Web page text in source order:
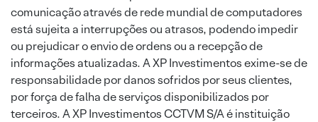
comunicação através de rede mundial de computadores
está sujeita a interrupções ou atrasos, podendo impedir
ou prejudicar o envio de ordens ou a recepção de
informações atualizadas. A XP Investimentos exime-se de
responsabilidade por danos sofridos por seus clientes,
por força de falha de serviços disponibilizados por
terceiros. A XP Investimentos CCTVM S/A é instituição